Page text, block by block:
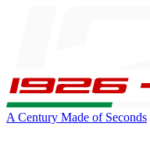
A Century Made of Seconds